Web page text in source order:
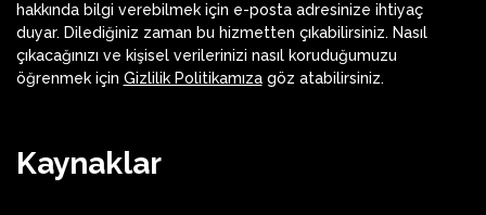
hakkında bilgi verebilmek için e-posta adresinize ihtiyaç
duyar. Dilediğiniz zaman bu hizmetten çıkabilirsiniz. Nasıl
çıkacağınızı ve kişisel verilerinizi nasıl koruduğumuzu
öğrenmek için Gizlilik Politikamızagöz atabilirsiniz.
Kaynaklar